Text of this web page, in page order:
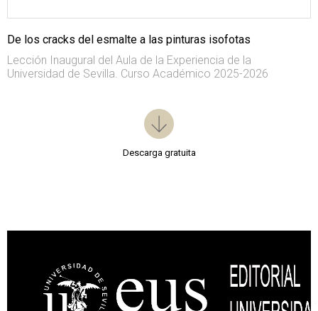
De los cracks del esmalte a las pinturas isofotas
Lección Inaugural del Aula de la Experiencia de la
Universidad de Sevilla. Curso Académico 2025-2026
Descarga gratuita